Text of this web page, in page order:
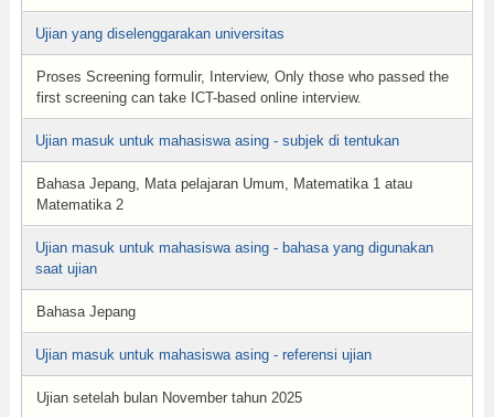
Ujian yang diselenggarakan universitas
Proses Screening formulir, Interview, Only those who passed the
first screening can take ICT-based online interview.
Ujian masuk untuk mahasiswa asing - subjek di tentukan
Bahasa Jepang, Mata pelajaran Umum, Matematika 1 atau
Matematika 2
Ujian masuk untuk mahasiswa asing - bahasa yang digunakan
saat ujian
Bahasa Jepang
Ujian masuk untuk mahasiswa asing - referensi ujian
Ujian setelah bulan November tahun 2025